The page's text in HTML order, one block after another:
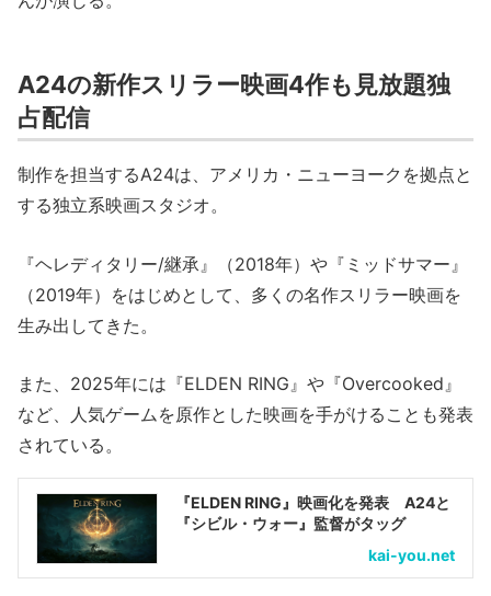
A24の新作スリラー映画4作も見放題独
占配信
制作を担当するA24は、アメリカ・ニューヨークを拠点と
する独立系映画スタジオ。
『ヘレディタリー/継承』（2018年）や『ミッドサマー』
（2019年）をはじめとして、多くの名作スリラー映画を
生み出してきた。
また、2025年には『ELDEN RING』や『Overcooked』
など、人気ゲームを原作とした映画を手がけることも発表
されている。
『ELDEN RING』映画化を発表 A24と
『シビル・ウォー』監督がタッグ
kai-you.net